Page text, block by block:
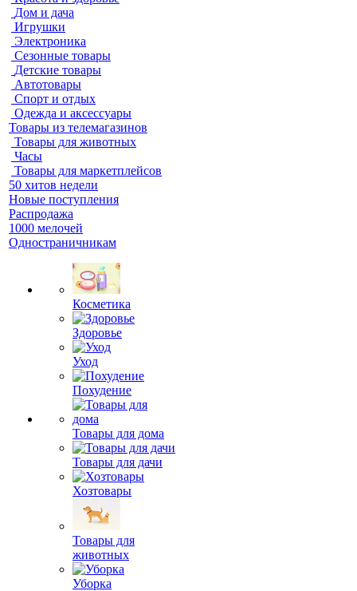
Дом и дача
Игрушки
Электроника
Сезонные товары
Детские товары
Автотовары
Спорт и отдых
Одежда и аксессуары
Товары из телемагазинов
Товары для животных
Часы
Товары для маркетплейсов
50 хитов недели
Новые поступления
Распродажа
1000 мелочей
Одностраничникам
Косметика
Здоровье
Уход
Похудение
Товары для дома
Товары для дачи
Хозтовары
Товары для
животных
Уборка